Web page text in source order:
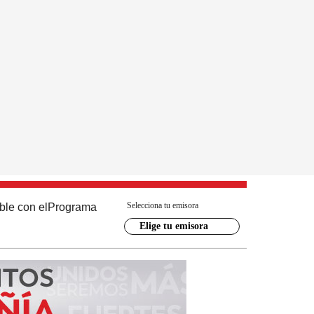
con el Programa Selecciona tu emisora
Elige tu emisora